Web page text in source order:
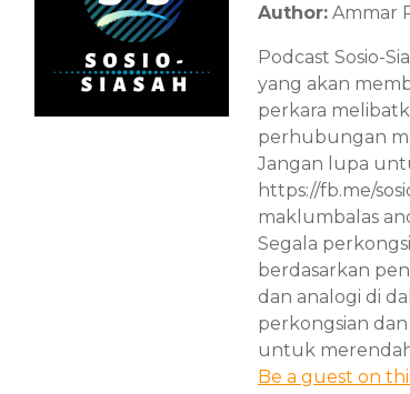
Author: Ammar
Podcast Sosio-
yang akan
perkara
perhubungan
Jangan lupa
https://fb.me/
maklumbalas
Segala
berdasarkan
dan analogi di
perkongsian
untuk
Be a guest on